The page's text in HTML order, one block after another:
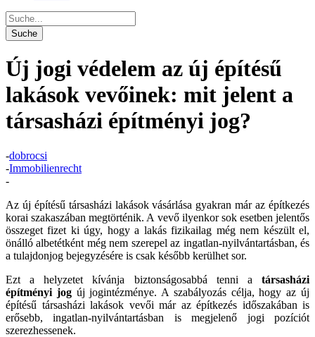
Új jogi védelem az új építésű
lakások vevőinek: mit jelent a
társasházi építményi jog?
-dobrocsi
-Immobilienrecht
-
Az új építésű társasházi lakások vásárlása gyakran már az építkezés
korai szakaszában megtörténik. A vevő ilyenkor sok esetben jelentős
összeget fizet ki úgy, hogy a lakás fizikailag még nem készült el,
önálló albetétként még nem szerepel az ingatlan-nyilvántartásban, és
a tulajdonjog bejegyzésére is csak később kerülhet sor.
Ezt a helyzetet kívánja biztonságosabbá tenni a társasházi
építményi jogúj jogintézménye. A szabályozás célja, hogy az új
építésű társasházi lakások vevői már az építkezés időszakában is
erősebb, ingatlan-nyilvántartásban is megjelenő jogi pozíciót
szerezhessenek.